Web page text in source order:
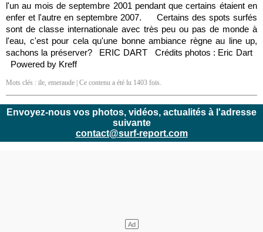
l'un au mois de septembre 2001 pendant que certains étaient en
enfer et l'autre en septembre 2007. Certains des spots surfés
sont de classe internationale avec très peu ou pas de monde à
l'eau, c'est pour cela qu'une bonne ambiance règne au line up,
sachons la préserver? ERIC DART Crédits photos : Eric Dart
Powered by Kreff
Mots clés : ile, emeraude | Ce contenu a été lu 1403 fois.
Envoyez-nous vos photos, vidéos, actualités à l'adresse
suivante
contact@surf-report.com